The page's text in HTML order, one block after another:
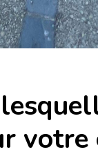
votre